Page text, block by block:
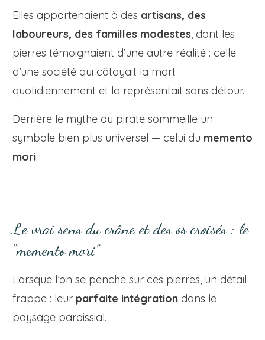
Elles appartenaient à des artisans, des
laboureurs, des familles modestes, dont les
pierres témoignaient d’une autre réalité : celle
d’une société qui côtoyait la mort
quotidiennement et la représentait sans détour.
Derrière le mythe du pirate sommeille un
symbole bien plus universel — celui du memento
mori.
Le vrai sens du crâne et des os croisés : le
“memento mori”
Lorsque l’on se penche sur ces pierres, un détail
frappe : leur parfaite intégration dans le
paysage paroissial.